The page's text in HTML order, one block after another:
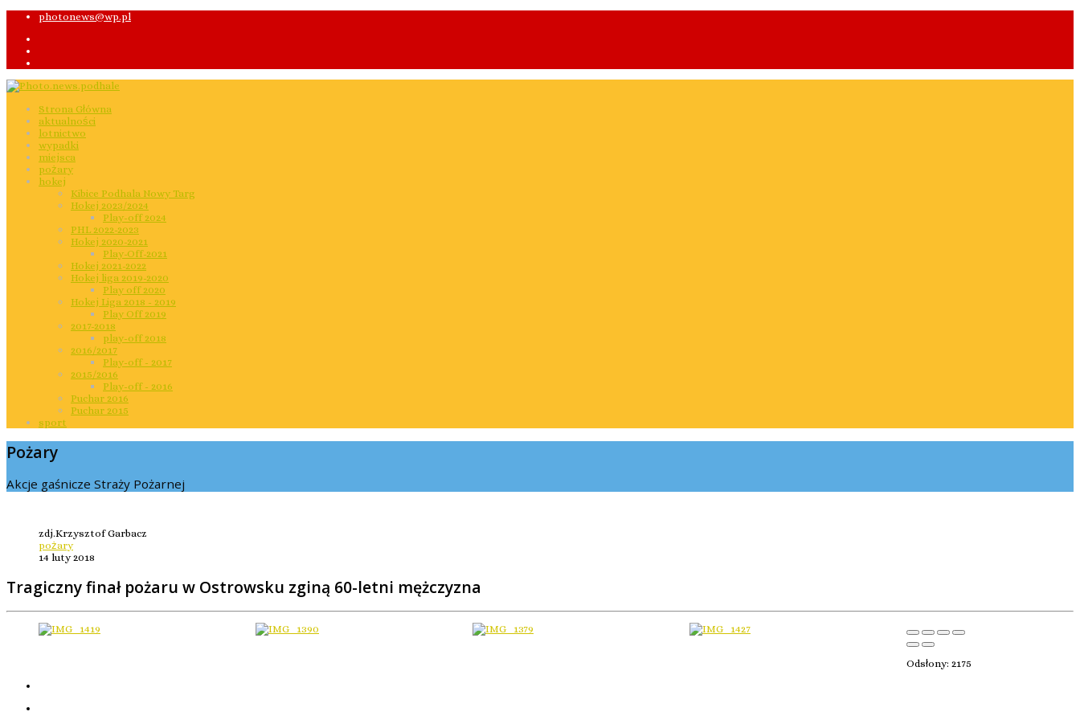
photonews@wp.pl
Strona Główna
aktualności
lotnictwo
wypadki
miejsca
pożary
hokej
Kibice Podhala Nowy Targ
Hokej 2023/2024
Play-off 2024
PHL 2022-2023
Hokej 2020-2021
Play-Off-2021
Hokej 2021-2022
Hokej liga 2019-2020
Play off 2020
Hokej Liga 2018 - 2019
Play Off 2019
2017-2018
play-off 2018
2016/2017
Play-off - 2017
2015/2016
Play-off - 2016
Puchar 2016
Puchar 2015
sport
Pożary
Akcje gaśnicze Straży Pożarnej
zdj.Krzysztof Garbacz
pożary
14 luty 2018
Tragiczny finał pożaru w Ostrowsku zginą 60-letni mężczyzna
Odsłony: 2175